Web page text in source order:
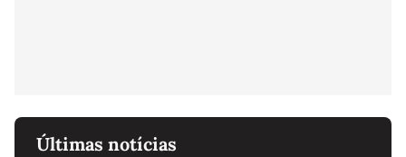
Últimas notícias